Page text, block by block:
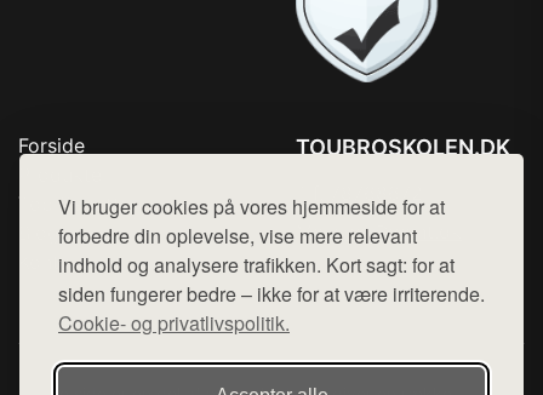
Vi bruger cookies på vores hjemmeside for at
forbedre din oplevelse, vise mere relevant
indhold og analysere trafikken. Kort sagt: for at
siden fungerer bedre – ikke for at være irriterende.
Cookie- og privatlivspolitik.
Forside
Top Rabatter
Blog
Kontakt
TOUBROSKOLEN.DK
Mail: hej@want.dk
Cookie- og privatlivspolitik